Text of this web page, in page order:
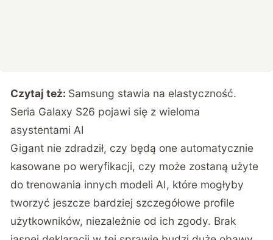
Czytaj też: Samsung stawia na elastyczność.
Seria Galaxy S26 pojawi się z wieloma
asystentami AI
Gigant nie zdradził, czy będą one automatycznie
kasowane po weryfikacji, czy może zostaną użyte
do trenowania innych modeli AI, które mogłyby
tworzyć jeszcze bardziej szczegółowe profile
użytkowników, niezależnie od ich zgody. Brak